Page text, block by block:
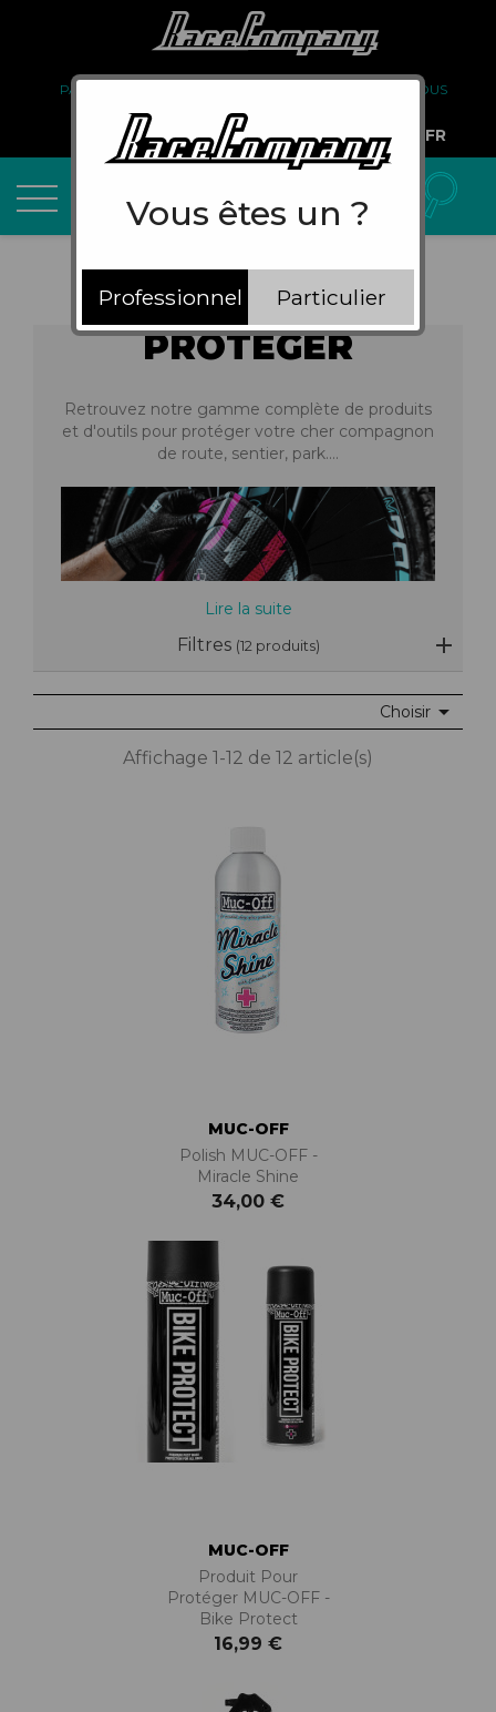
PARTENARIAT
À PROPOS DE NOUS
COMPTE PRO
FR
PROTÉGER
Retrouvez notre gamme complète de produits
et d'outils pour protéger votre cher compagnon
de route, sentier, park….
Lire la suite
Filtres (12 produits)
Choisir 
Affichage 1-12 de 12 article(s)
MUC-OFF
Polish MUC-OFF -
Miracle Shine
34,00 €
MUC-OFF
Produit Pour
Protéger MUC-OFF -
Bike Protect
16,99 €
Vous êtes un ?
Professionnel Particulier